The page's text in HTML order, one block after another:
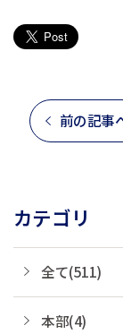
前の記事
カテゴリ
全て(511)
本部(4)